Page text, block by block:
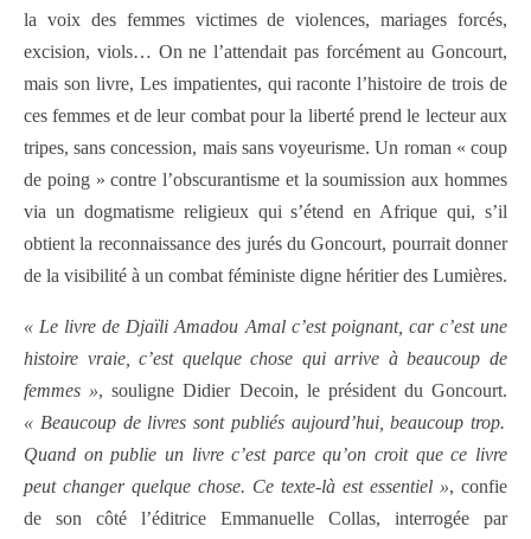
la voix des femmes victimes de violences, mariages forcés,
excision, viols… On ne l’attendait pas forcément au Goncourt,
mais son livre, Les impatientes, qui raconte l’histoire de trois de
ces femmes et de leur combat pour la liberté prend le lecteur aux
tripes, sans concession, mais sans voyeurisme. Un roman « coup
de poing » contre l’obscurantisme et la soumission aux hommes
via un dogmatisme religieux qui s’étend en Afrique qui, s’il
obtient la reconnaissance des jurés du Goncourt, pourrait donner
de la visibilité à un combat féministe digne héritier des Lumières.
« Le livre de Djaïli Amadou Amal c’est poignant, car c’est une
histoire vraie, c’est quelque chose qui arrive à beaucoup de
femmes », souligne Didier Decoin, le président du Goncourt.
« Beaucoup de livres sont publiés aujourd’hui, beaucoup trop.
Quand on publie un livre c’est parce qu’on croit que ce livre
peut changer quelque chose. Ce texte-là est essentiel », confie
de son côté l’éditrice Emmanuelle Collas, interrogée par